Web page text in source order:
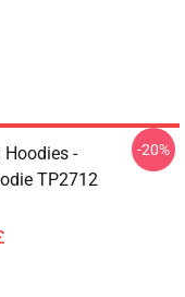
-
TP2712
-20%